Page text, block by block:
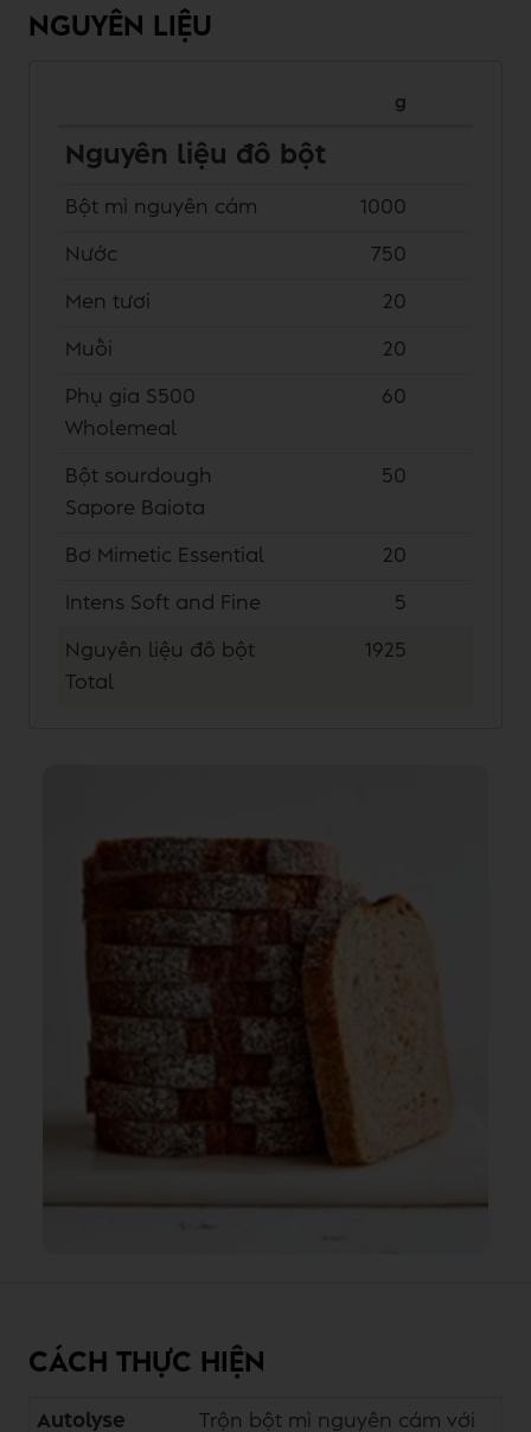
NGUYÊN LIỆU
g
Nguyên liệu đô bột
Bột mì nguyên cám 1000
Nước 750
Men tươi 20
Muối 20
Phụ gia S500
Wholemeal
60
Bột sourdough
Sapore Baiota
50
Bơ Mimetic Essential 20
Intens Soft and Fine 5
Nguyên liệu đô bột
Total
1925
CÁCH THỰC HIỆN
Autolyse Trộn bột mì nguyên cám với